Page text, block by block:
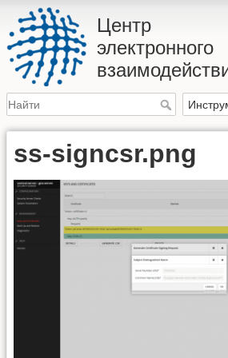
Центр
электронного
ss-signcsr.png